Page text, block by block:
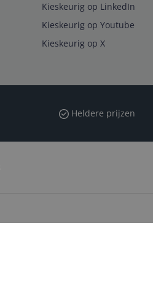
Kieskeurig op LinkedIn
Kieskeurig op Youtube
Kieskeurig op X
Heldere prijzen